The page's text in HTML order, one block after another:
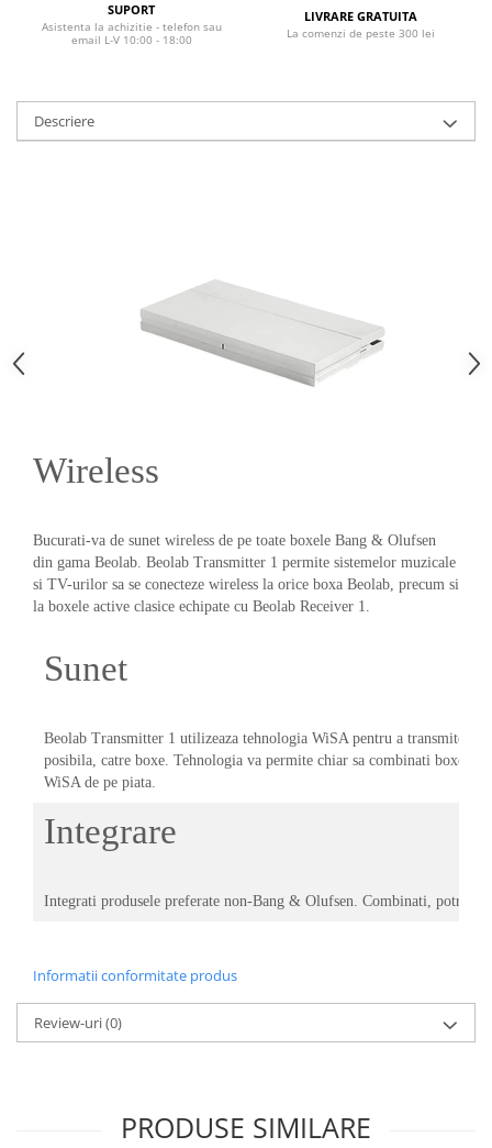
SUPORT
Asistenta la achizitie - telefon sau
email L-V 10:00 - 18:00
LIVRARE GRATUITA
La comenzi de peste 300 lei
Descriere
Wireless
Bucurati-va de sunet wireless de pe toate boxele Bang & Olufsen
din gama Beolab. Beolab Transmitter 1 permite sistemelor muzicale
si TV-urilor sa se conecteze wireless la orice boxa Beolab, precum si
la boxele active clasice echipate cu Beolab Receiver 1.
Sunet
Beolab Transmitter 1 utilizeaza tehnologia WiSA pentru a transmite
posibila, catre boxe. Tehnologia va permite chiar sa combinati boxele
WiSA de pe piata.
Integrare
Integrati produsele preferate non-Bang & Olufsen. Combinati,
Informatii conformitate produs
Review-uri(0)
PRODUSE SIMILARE